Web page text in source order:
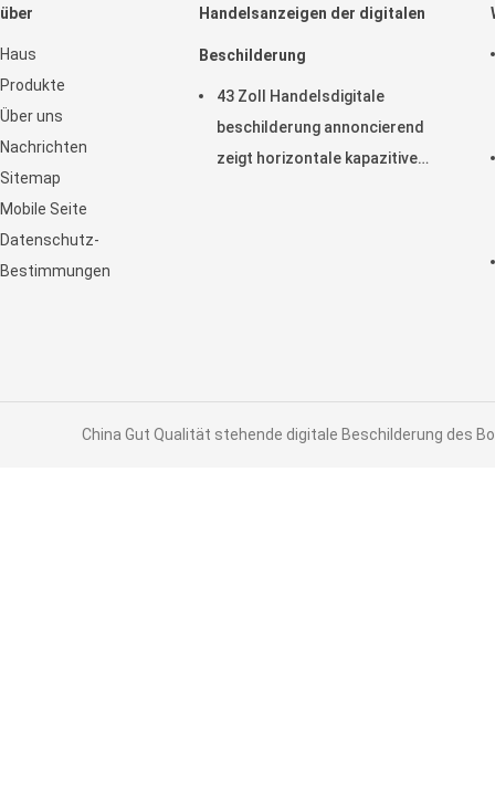
über
Haus
Produkte
Über uns
Nachrichten
Sitemap
Mobile Seite
Datenschutz-
Bestimmungen
Handelsanzeigen der digitalen
Beschilderung
43 Zoll Handelsdigitale
beschilderung annoncierend
zeigt horizontale kapazitive
China Gut Qualität stehende digitale Beschilderung des